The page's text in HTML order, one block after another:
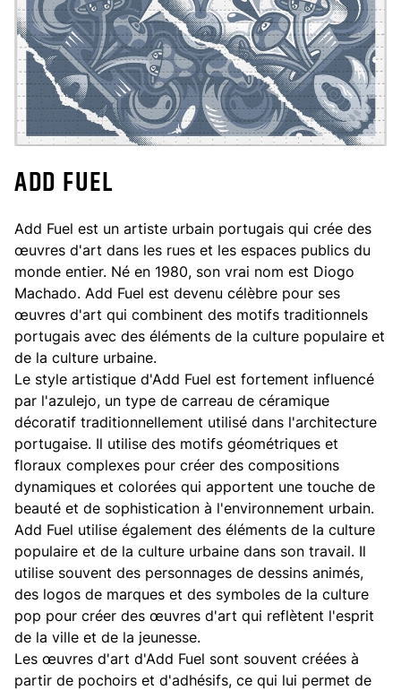
ADD FUEL
Add Fuel est un artiste urbain portugais qui crée des
œuvres d'art dans les rues et les espaces publics du
monde entier. Né en 1980, son vrai nom est Diogo
Machado. Add Fuel est devenu célèbre pour ses
œuvres d'art qui combinent des motifs traditionnels
portugais avec des éléments de la culture populaire et
de la culture urbaine.
Le style artistique d'Add Fuel est fortement influencé
par l'azulejo, un type de carreau de céramique
décoratif traditionnellement utilisé dans l'architecture
portugaise. Il utilise des motifs géométriques et
floraux complexes pour créer des compositions
dynamiques et colorées qui apportent une touche de
beauté et de sophistication à l'environnement urbain.
Add Fuel utilise également des éléments de la culture
populaire et de la culture urbaine dans son travail. Il
utilise souvent des personnages de dessins animés,
des logos de marques et des symboles de la culture
pop pour créer des œuvres d'art qui reflètent l'esprit
de la ville et de la jeunesse.
Les œuvres d'art d'Add Fuel sont souvent créées à
partir de pochoirs et d'adhésifs, ce qui lui permet de